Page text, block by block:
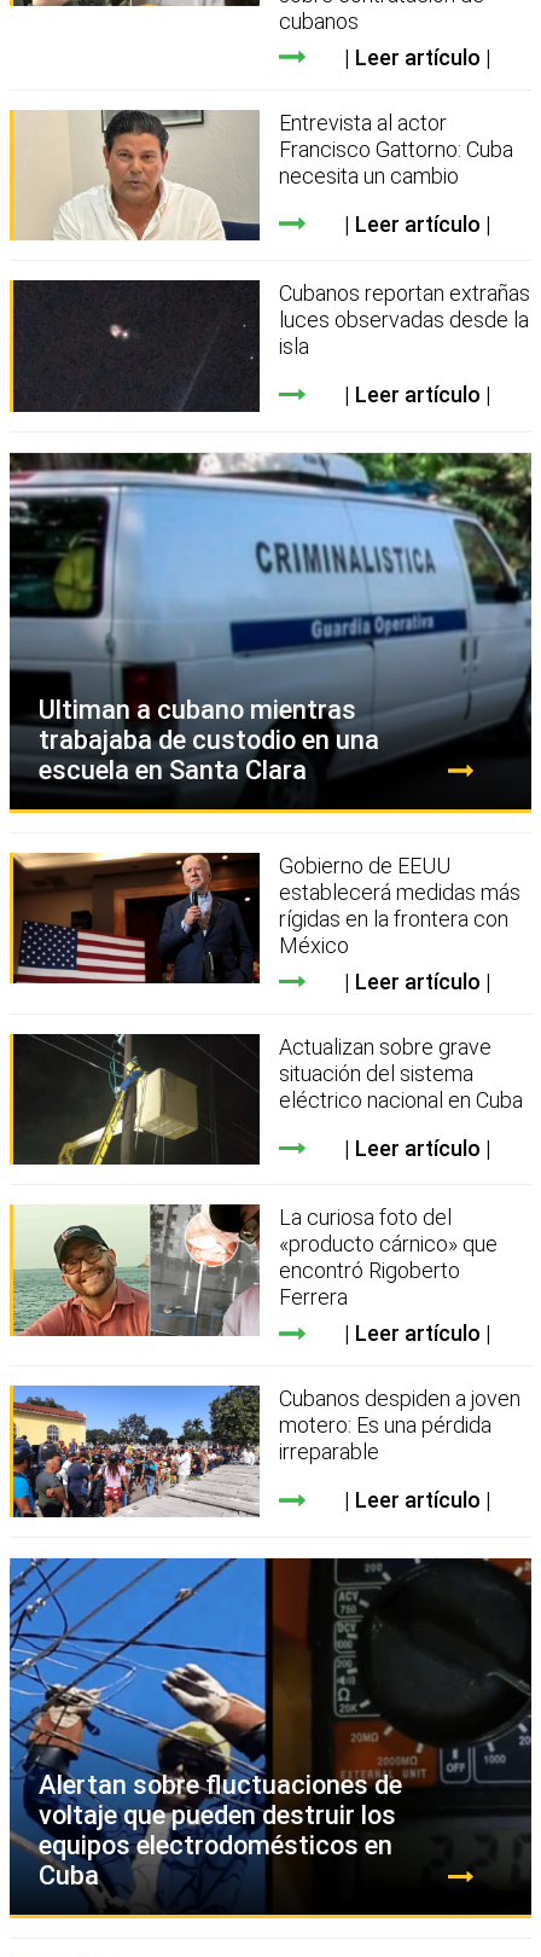
cubanos
Leer artículo
Entrevista al actor
Francisco Gattorno: Cuba
necesita un cambio
Leer artículo
Cubanos reportan extrañas
luces observadas desde la
isla
Leer artículo
Ultiman a cubano mientras
trabajaba de custodio en una
escuela en Santa Clara
Gobierno de EEUU
establecerá medidas más
rígidas en la frontera con
México
Leer artículo
Actualizan sobre grave
situación del sistema
eléctrico nacional en Cuba
Leer artículo
La curiosa foto del
«producto cárnico» que
encontró Rigoberto
Ferrera
Leer artículo
Cubanos despiden a joven
motero: Es una pérdida
irreparable
Leer artículo
Alertan sobre fluctuaciones de
voltaje que pueden destruir los
equipos electrodomésticos en
Cuba